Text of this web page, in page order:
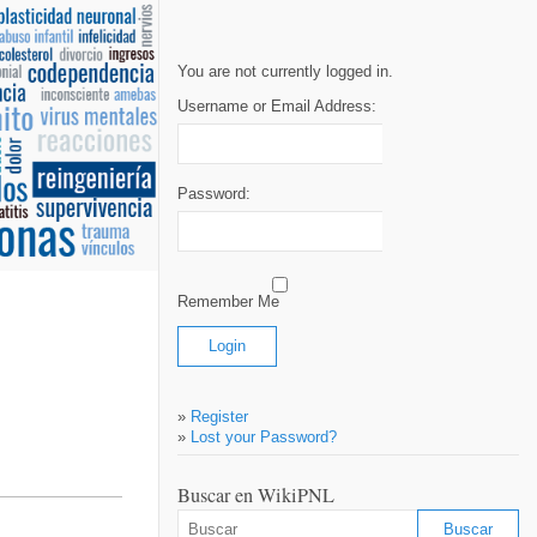
You are not currently logged in.
Username or Email Address:
Password:
Remember Me
» Register
» Lost your Password?
Buscar en WikiPNL